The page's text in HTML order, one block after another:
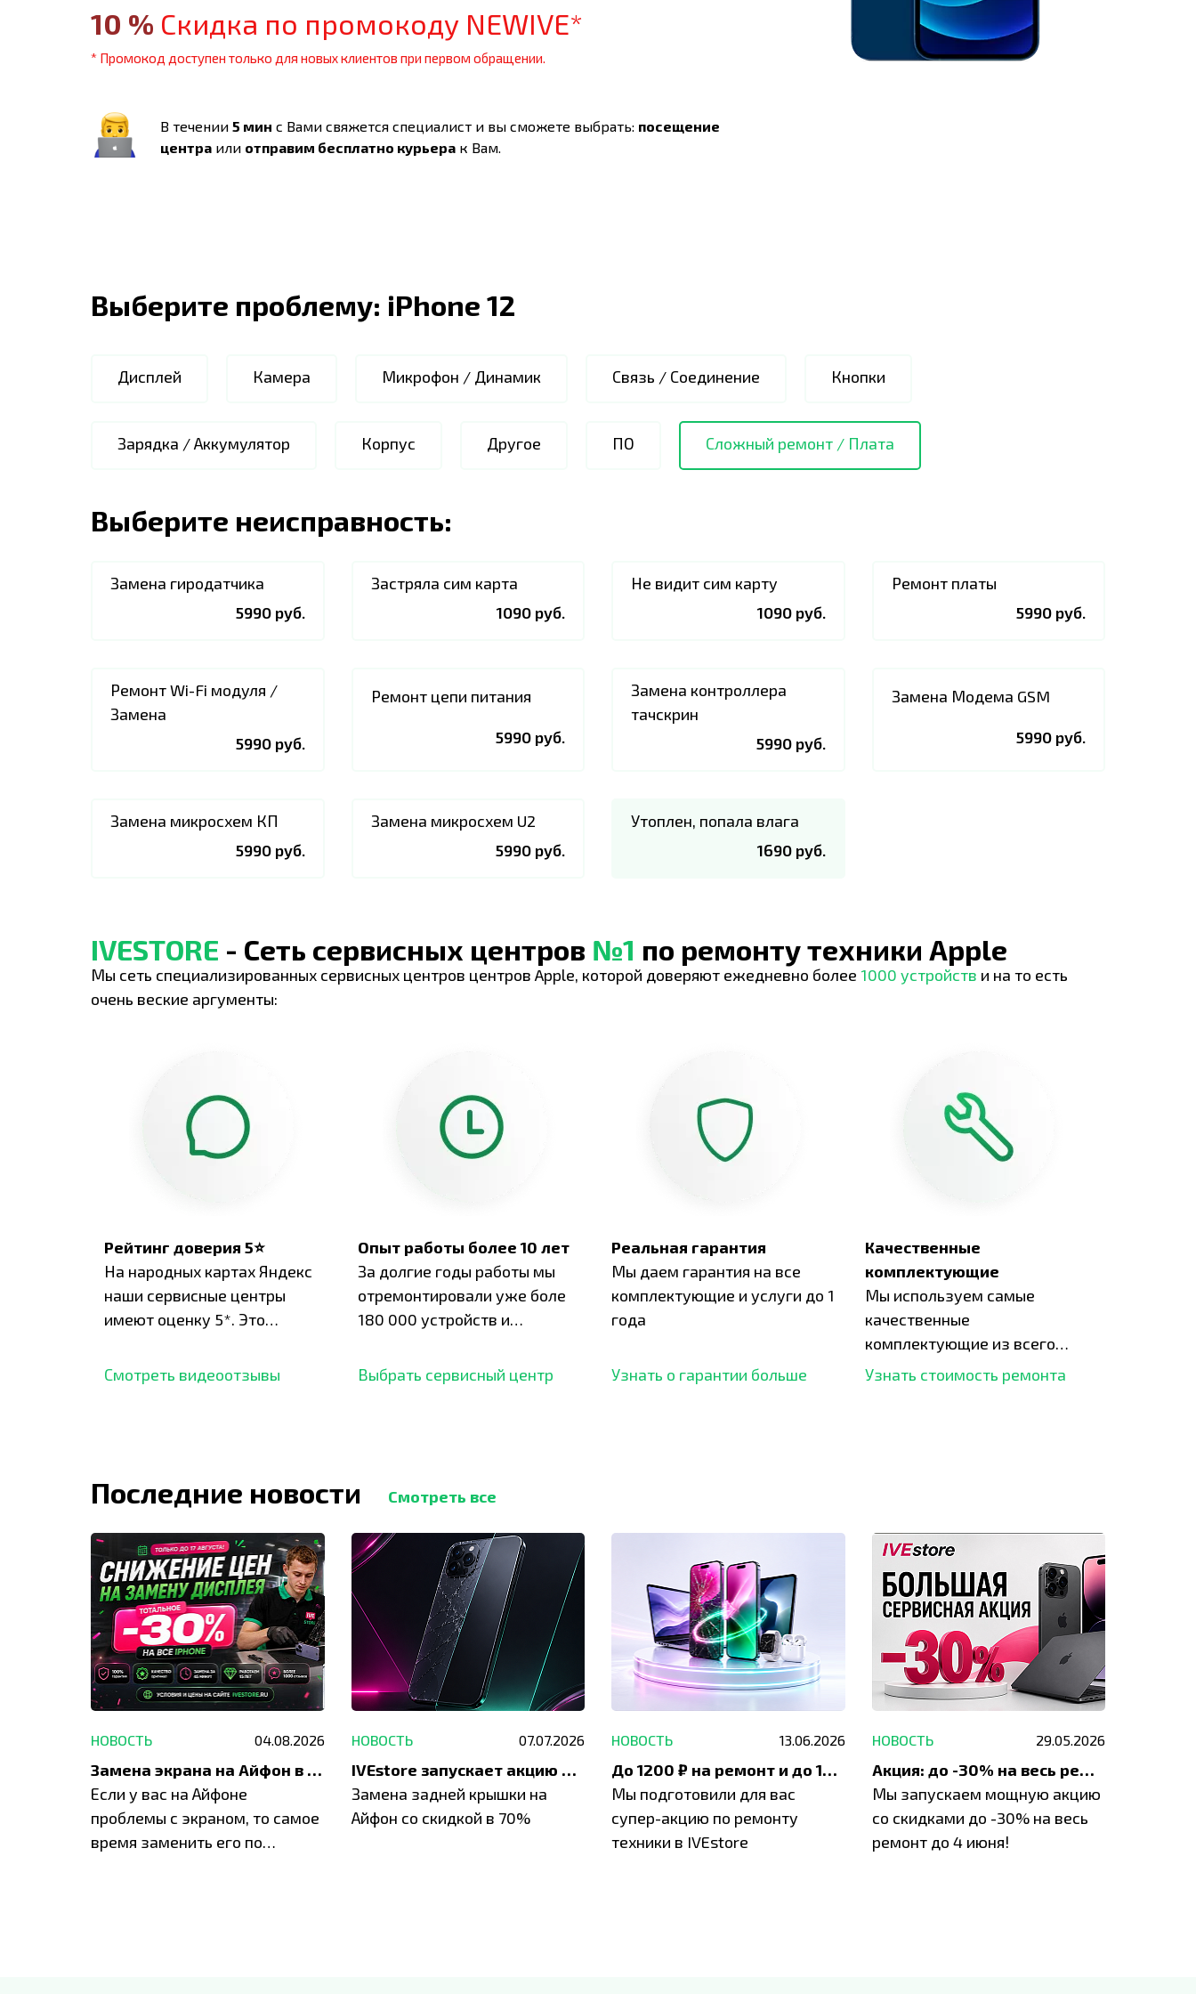
10 % Скидка по промокоду NEWIVE*
* Промокод доступен только для новых клиентов при первом обращении.
В течении 5 мин с Вами свяжется специалист и вы сможете выбрать: посещение
центра или отправим бесплатно курьера к Вам.
Выберите проблему: iPhone 12
Дисплей Камера Микрофон / Динамик Связь / Соединение Кнопки
Зарядка / Аккумулятор Корпус Другое ПО Сложный ремонт / Плата
Выберите неисправность:
Замена гиродатчика
5990 руб.
Застряла сим карта
1090 руб.
Не видит сим карту
1090 руб.
Ремонт платы
5990 руб.
Ремонт Wi-Fi модуля /
Замена
5990 руб.
Ремонт цепи питания
5990 руб.
Замена контроллера
тачскрин
5990 руб.
Замена Модема GSM
5990 руб.
Замена микросхем КП
5990 руб.
Замена микросхем U2
5990 руб.
Утоплен, попала влага
1690 руб.
IVESTORE - Сеть сервисных центров №1 по ремонту техники Apple
Мы сеть специализированных сервисных центров центров Apple, которой доверяют ежедневно более 1000 устройств и на то есть
очень веские аргументы:
Рейтинг доверия 5⭐
На народных картах Яндекс
наши сервисные центры
имеют оценку 5*. Это
отзывов,
Смотреть видеоотзывы
Опыт работы более 10 лет
За долгие годы работы мы
отремонтировали уже боле
180 000 устройств и
опыт.
Выбрать сервисный центр
Реальная гарантия
Мы даем гарантия на все
комплектующие и услуги до 1
года
Узнать о гарантии больше
Качественные
комплектующие
Мы используем самые
качественные
комплектующие из всего
рынка и используем самое
Узнать стоимость ремонта
Последние новости Смотреть все
НОВОСТЬ 04.08.2026
Замена экрана на Айфон в Москве и Балашихе
Если у вас на Айфоне
проблемы с экраном, то самое
время заменить его по
НОВОСТЬ 07.07.2026
IVEstore запускает акцию на замену заднего стекла
Замена задней крышки на
Айфон со скидкой в 70%
НОВОСТЬ 13.06.2026
До 1200 ₽ на ремонт и до 1500 ₽ на покупку техники Apple
Мы подготовили для вас
супер-акцию по ремонту
техники в IVEstore
НОВОСТЬ 29.05.2026
Акция: до -30% на весь ремонт техники Apple
Мы запускаем мощную акцию
со скидками до -30% на весь
ремонт до 4 июня!